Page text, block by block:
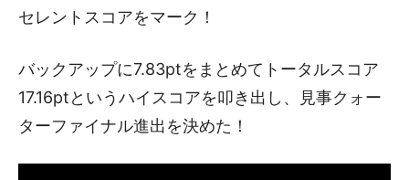
セレントスコアをマーク！
バックアップに7.83ptをまとめてトータルスコア
17.16ptというハイスコアを叩き出し、見事クォー
ターファイナル進出を決めた！